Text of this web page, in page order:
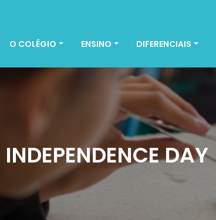
O COLÉGIO ENSINO DIFERENCIAIS
INDEPENDENCE DAY